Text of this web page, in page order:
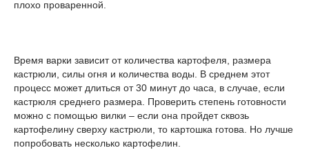
плохо проваренной.
Время варки зависит от количества картофеля, размера
кастрюли, силы огня и количества воды. В среднем этот
процесс может длиться от 30 минут до часа, в случае, если
кастрюля среднего размера. Проверить степень готовности
можно с помощью вилки – если она пройдет сквозь
картофелину сверху кастрюли, то картошка готова. Но лучше
попробовать несколько картофелин.